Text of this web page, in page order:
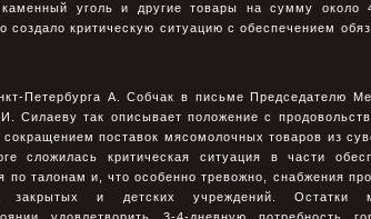
каменный уголь и другие товары на сумму около
создало критическую ситуацию с обеспечением
Петербурга А. Собчак в письме Председателю
И. Силаеву так описывает положение с
поставок мясомолочных товаров из
сложилась критическая ситуация в части
по талонам и, что особенно тревожно, снабжения
закрытых и детских учреждений. Остатки